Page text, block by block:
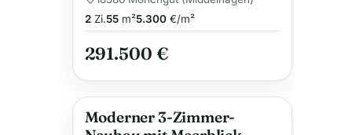
2Zi.55m²5.300€/m²
291.500 €
Moderner 3-Zimmer-